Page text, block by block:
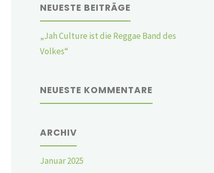
NEUESTE BEITRÄGE
„Jah Culture ist die Reggae Band des
Volkes“
NEUESTE KOMMENTARE
ARCHIV
Januar 2025